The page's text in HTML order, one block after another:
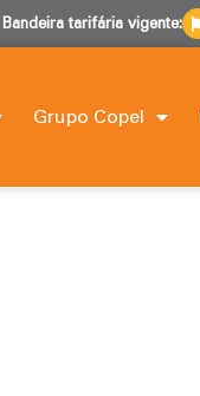
Bandeira tarifária vigente:
Grupo Copel